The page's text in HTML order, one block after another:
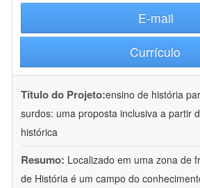
E-mail
Currículo
Título do Projeto:ensino de história
surdos: uma proposta inclusiva a partir
histórica
Resumo: Localizado em uma zona de
de História é um campo do